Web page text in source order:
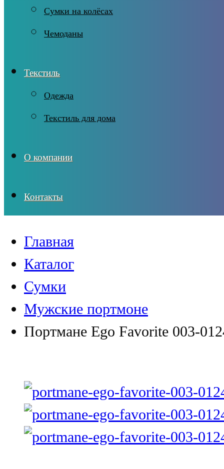
Сумки на колёсах
Чемоданы
Текстиль
Одежда
Текстиль для дома
О компании
Контакты
Главная
Каталог
Сумки
Мужские портмоне
Портмане Ego Favorite 003-